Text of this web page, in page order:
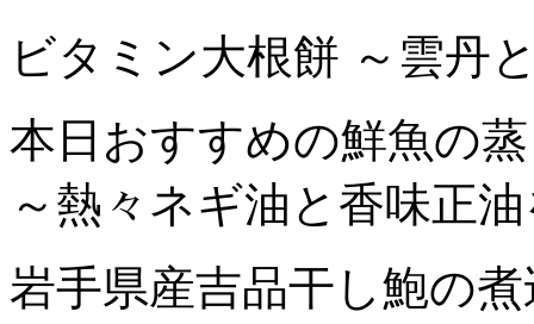
ビタミン大根餅 ～雲丹
本日おすすめの鮮魚の
～熱々ネギ油と香味正
岩手県産吉品干し鮑の